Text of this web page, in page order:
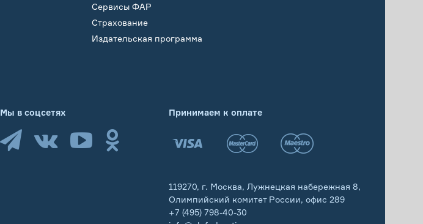
Сервисы ФАР
Страхование
Издательская программа
Принимаем к оплате
119270, г. Москва, Лужнецкая набережная 8,
Олимпийский комитет России, офис 289
+7 (495) 798-40-30
Мы в соцсетях